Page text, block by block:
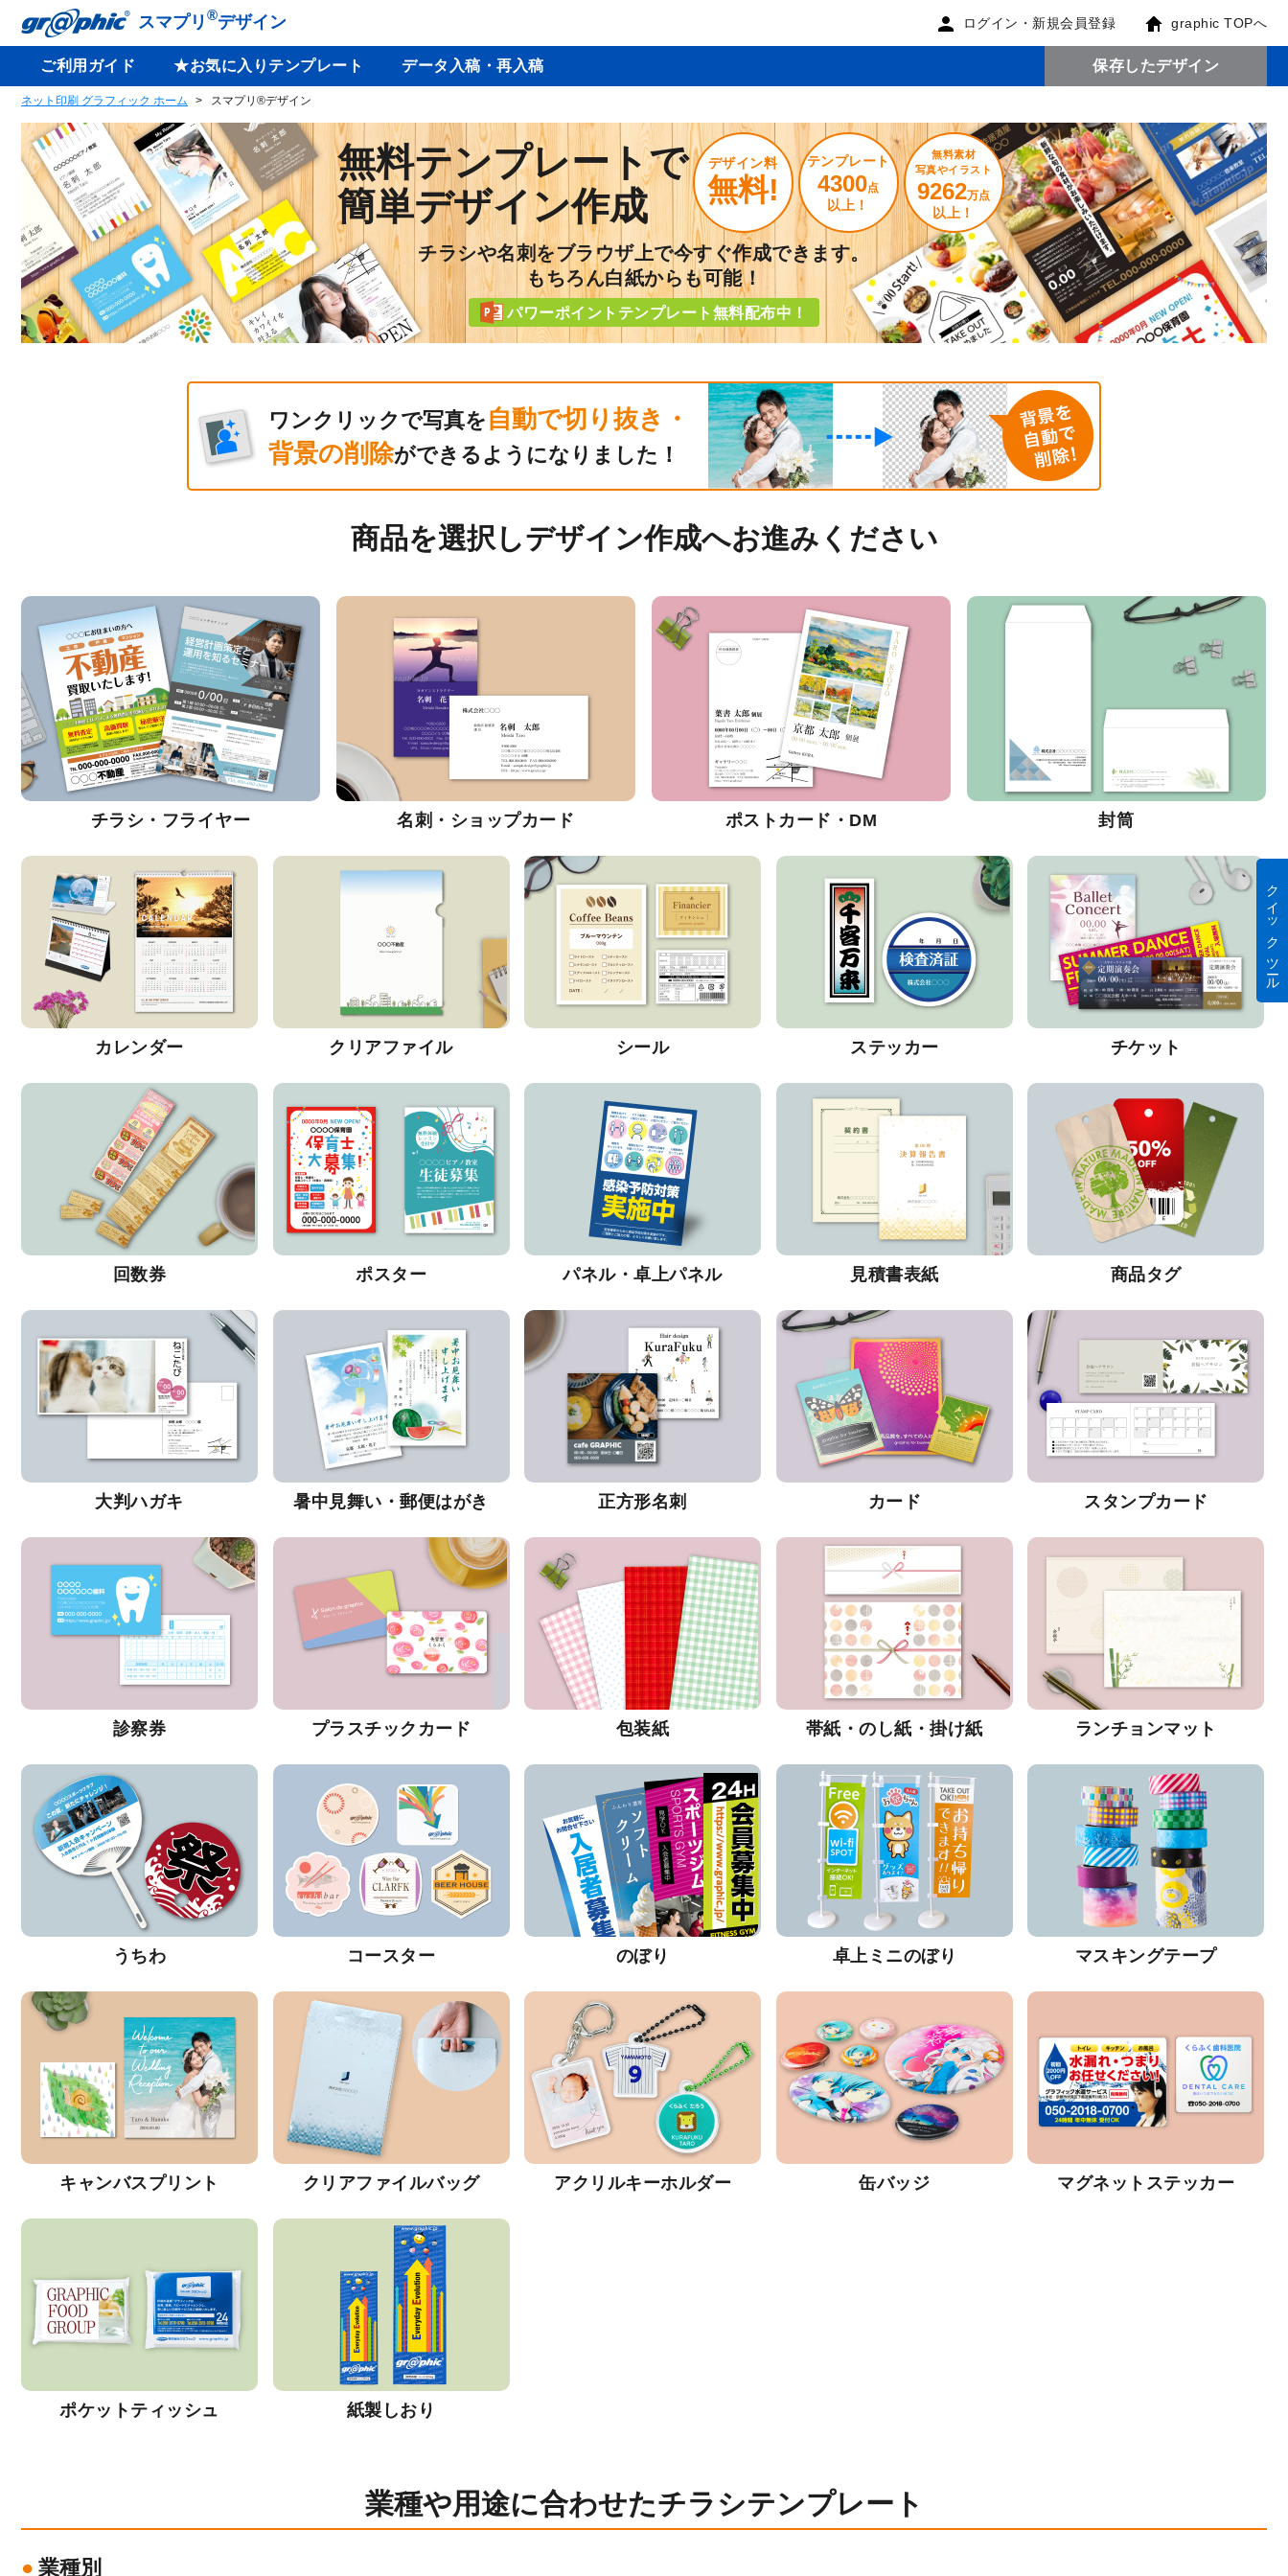
スマプリ ®デザイン ログイン・新規会員登録 graphic TOPへ
ご利用ガイド ★お気に入りテンプレート データ入稿・再入稿 保存したデザイン
ネット印刷 グラフィック ホーム スマプリ®デザイン
無料テンプレートで
簡単デザイン作成
デザイン料
無料!
テンプレート
4300点
以上！
無料素材
写真やイラスト
9262万点
以上！
チラシや名刺をブラウザ上で今すぐ作成できます。
もちろん白紙からも可能！
パワーポイントテンプレート無料配布中！
ワンクリックで写真を 自動で切り抜き・
背景の削除ができるようになりました！
商品を選択しデザイン作成へお進みください
チラシ・フライヤー 名刺・ショップカード ポストカード・DM 封筒
カレンダー クリアファイル シール ステッカー チケット
回数券 ポスター パネル・卓上パネル 見積書表紙 商品タグ
大判ハガキ 暑中見舞い・郵便はがき 正方形名刺 カード スタンプカード
診察券 プラスチックカード 包装紙 帯紙・のし紙・掛け紙 ランチョンマット
うちわ コースター のぼり 卓上ミニのぼり マスキングテープ
キャンバスプリント クリアファイルバッグ アクリルキーホルダー 缶バッジ マグネットステッカー
ポケットティッシュ 紙製しおり
業種や用途に合わせたチラシテンプレート
業種別
クイック ツール